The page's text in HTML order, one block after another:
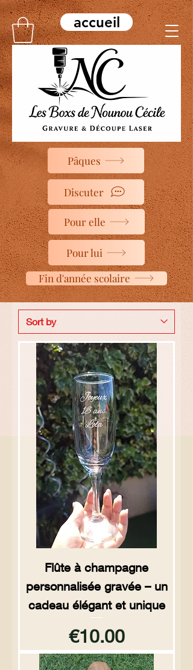
Fin d'année scolaire
Pour elle
Pour lui
Discuter
accueil
Pâques
Flûte à champagne
personnalisée gravée – un
cadeau élégant et unique
Price
€10.00